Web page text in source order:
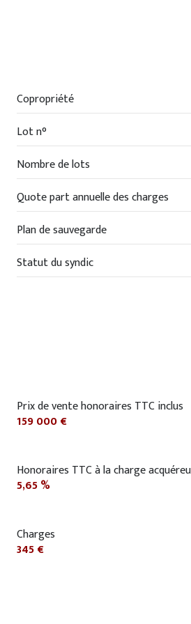
salle de bain
Copropriété
Lot n°
Nombre de lots
Quote part annuelle des charges
Plan de sauvegarde
Statut du syndic
Prix de vente honoraires TTC inclus
159 000 €
Honoraires TTC à la charge
5,65 %
Charges
345 €